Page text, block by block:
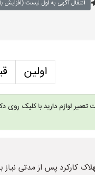
انتقال آگهی به اول لیست (افزایش
اولین
لوازم دارید با کلیک روی
کارکرد پس از مدتی